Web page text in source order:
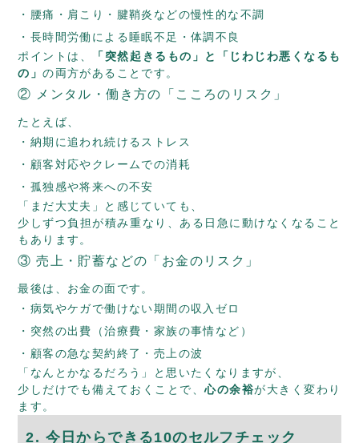
腰痛・肩こり・腱鞘炎などの慢性的な不調
長時間労働による睡眠不足・体調不良
ポイントは、
「突然起きるもの」と「じわじわ悪くなるも
の」の両方があることです。
② メンタル・働き方の「こころのリスク」
たとえば、
納期に追われ続けるストレス
顧客対応やクレームでの消耗
孤独感や将来への不安
「まだ大丈夫」と感じていても、
少しずつ負担が積み重なり、ある日急に動けなくなること
もあります。
③ 売上・貯蓄などの「お金のリスク」
最後は、お金の面です。
病気やケガで働けない期間の収入ゼロ
突然の出費（治療費・家族の事情など）
顧客の急な契約終了・売上の波
「なんとかなるだろう」と思いたくなりますが、
少しだけでも備えておくことで、心の余裕が大きく変わり
ます。
2. 今日からできる10のセルフチェック